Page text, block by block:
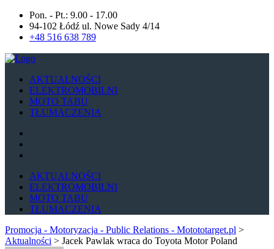
Pon. - Pt.: 9.00 - 17.00
94-102 Łódź ul. Nowe Sady 4/14
+48 516 638 789
AKTUALNOŚCI
ELEKTROMOBILNI
MOTO TABU
TŁUMACZENIA
AKTUALNOŚCI
ELEKTROMOBILNI
MOTO TABU
TŁUMACZENIA
Promocja - Motoryzacja - Public Relations - Motototarget.pl >
Aktualności > Jacek Pawlak wraca do Toyota Motor Poland